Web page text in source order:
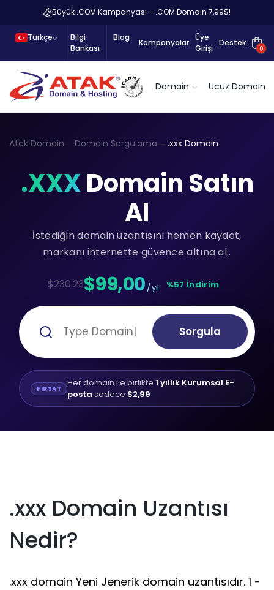
Büyük .COM Kampanyası – .COM Domain 7,99$!
Türkçe
Bilgi
Bankası
Blog
Kampanyalar
Üye
Girişi
Destek
0
Domain Ucuz Domain
Atak Domain Domain Sorgulama .xxx Domain
.XXXDomain Satın
Al
İstediğin domain uzantısını hemen kaydet,
markanı internette güvence altına al..
$230.23$99,00 / yıl %57 İndirim
Sorgula
FIRSAT Her domain ile birlikte 1 yıllık Kurumsal E-
posta sadece $2,99
.xxx Domain Uzantısı
Nedir?
.xxx domain Yeni Jenerik domain uzantısıdır. 1 -